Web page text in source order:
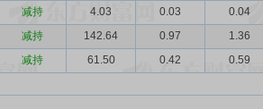
减持 4.03 0.03
0.04
减持 142.64 0.97
1.36
减持 61.50 0.42 0.59